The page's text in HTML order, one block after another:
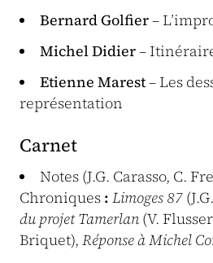
Bernard Golfier–
Michel Didier–
Etienne Marest– Les
représentation
Carnet
Notes (J.G. Carasso, C.
Chroniques : Limoges 87
du projet Tamerlan (V.
Briquet), Réponse à Michel